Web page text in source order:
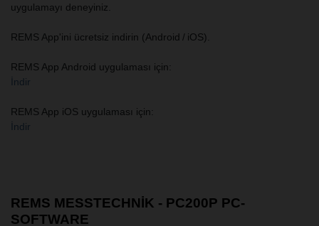
uygulamayı deneyiniz.
REMS App'ini ücretsiz indirin (Android / iOS).
REMS App Android uygulaması için:
İndir
REMS App iOS uygulaması için:
İndir
REMS MESSTECHNIK - PC200P PC-
SOFTWARE